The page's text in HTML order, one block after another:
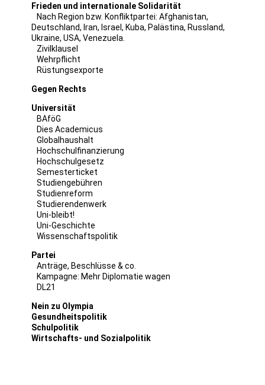
Frieden und internationale Solidarität
Nach Region bzw. Konfliktpartei: Afghanistan,
Deutschland, Iran, Israel , Kuba, Palästina, Russland,
Ukraine, USA, Venezuela
Zivilklausel
Wehrpflicht
Rüstungsexporte
Gegen Rechts
Universität
BAföG
Dies Academicus
Globalhaushalt
Hochschulfinanzierung
Hochschulgesetz
Semesterticket
Studiengebühren
Studienreform
Studierendenwerk
Uni-bleibt!
Uni-Geschichte
Wissenschaftspolitik
Partei
Anträge, Beschlüsse & co.
Kampagne: Mehr Diplomatie wagen
DL21
Nein zu Olympia
Gesundheitspolitik
Schulpolitik
Wirtschafts- und Sozialpolitik